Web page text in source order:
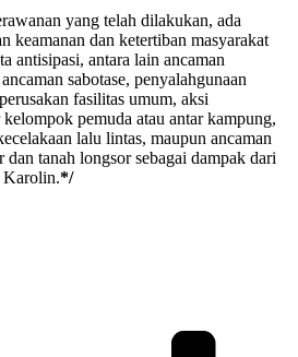
yang telah dilakukan, ada
keamanan dan ketertiban masyarakat
antisipasi, antara lain ancaman
sabotase, penyalahgunaan
fasilitas umum, aksi
pemuda atau antar kampung,
lalu lintas, maupun ancaman
dan tanah longsor sebagai dampak dari
Karolin.*/